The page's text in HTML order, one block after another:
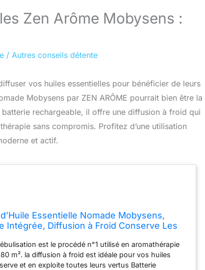
Zen Arôme Mobysens :
/ Autres conseils détente
vos huiles essentielles pour bénéficier de leurs
Mobysens par ZEN ARÔME pourrait bien être la
rechargeable, il offre une diffusion à froid qui
sans compromis. Profitez d’une utilisation
et actif.
Essentielle Nomade Mobysens,
Intégrée, Diffusion à Froid Conserve Les
est le procédé n°1 utilisé en aromathérapie
m². la diffusion à froid est idéale pour vos huiles
et en exploite toutes leurs vertus Batterie